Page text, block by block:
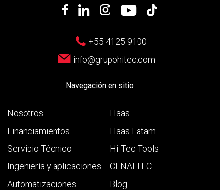
+55 4125 9100
info@grupohitec.com
Navegación en sitio
Nosotros
Financiamientos
Servicio Técnico
Ingeniería y aplicaciones
Automatizaciones
Haas
Haas Latam
Hi-Tec Tools
CENALTEC
Blog